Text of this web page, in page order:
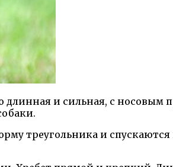
длинная и сильная, с
треугольника и